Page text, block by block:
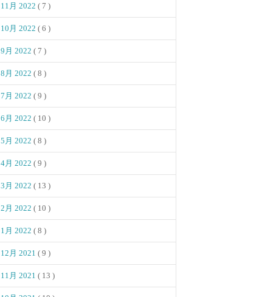
11月 2022 ( 7 )
10月 2022 ( 6 )
9月 2022 ( 7 )
8月 2022 ( 8 )
7月 2022 ( 9 )
6月 2022 ( 10 )
5月 2022 ( 8 )
4月 2022 ( 9 )
3月 2022 ( 13 )
2月 2022 ( 10 )
1月 2022 ( 8 )
12月 2021 ( 9 )
11月 2021 ( 13 )